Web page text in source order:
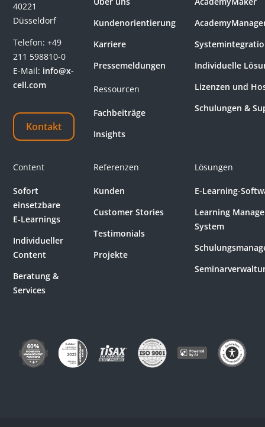
40221
Düsseldorf
Telefon:+49
211 598810-0
E-Mail: info@x-
cell.com
Kontakt
Kundenorientierung
Karriere
Pressemeldungen
Ressourcen
Fachbeiträge
Insights
Individuelle
Lizenzen und
Schulungen &
Content
Sofort
einsetzbare
E‑Learnings
Individueller
Content
Beratung &
Services
Referenzen
Kunden
Customer Stories
Testimonials
Projekte
Lösungen
E-Learning-
Learning
System